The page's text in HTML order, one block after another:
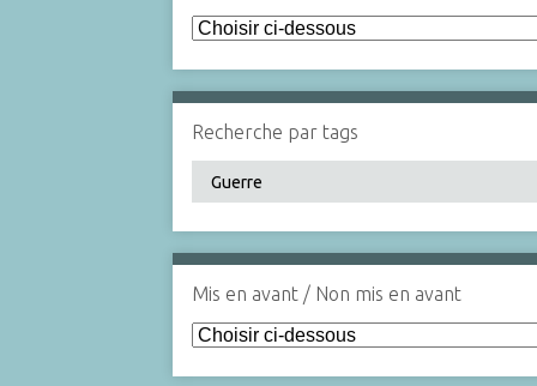
Recherche par tags
Mis en avant / Non mis en avant